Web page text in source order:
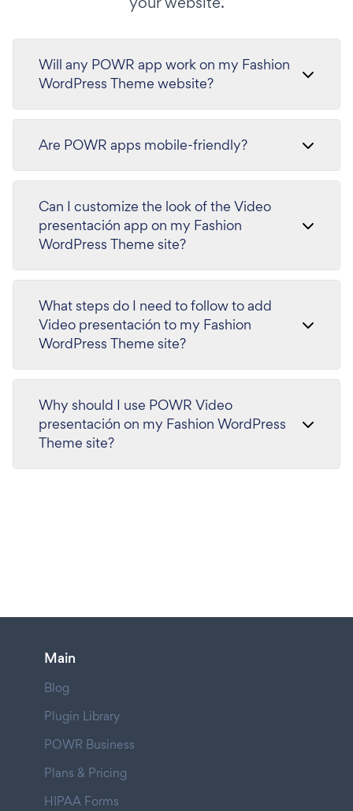
Will any POWR app work on my Fashion
WordPress Theme website?
Are POWR apps mobile-friendly?
Can I customize the look of the Video
presentación app on my Fashion
WordPress Theme site?
What steps do I need to follow to add
Video presentación to my Fashion
WordPress Theme site?
Why should I use POWR Video
presentación on my Fashion WordPress
Theme site?
Main
Blog
Plugin Library
POWR Business
Plans & Pricing
HIPAA Forms